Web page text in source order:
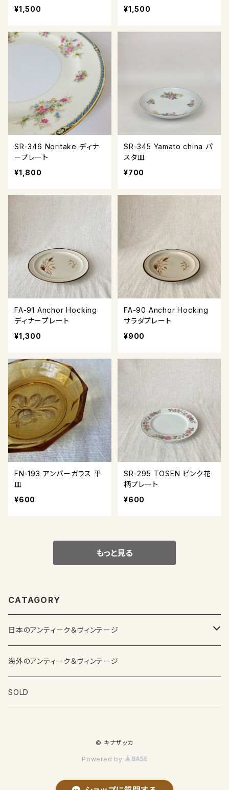
¥1,500
¥1,500
SR-346 Noritake ディナ
ープレート
¥1,800
SR-345 Yamato china パ
スタ皿
¥700
FA-91 Anchor Hocking
ディナープレート
¥1,300
FA-90 Anchor Hocking
サラダプレート
¥900
FN-193 アンバーガラス 平
皿
¥600
SR-295 TOSEN ピンク花
柄プレート
¥600
もっと見る
CATAGORY
日本のアンティーク＆ヴィンテージ
カップ＆ソーサー
ガラス製品
海外のアンティーク＆ヴィンテージ
SOLD
© キナザッカ
Powered by